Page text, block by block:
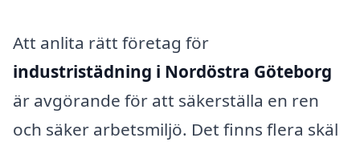
Att anlita rätt företag för
industristädning i Nordöstra Göteborg
är avgörande för att säkerställa en ren
och säker arbetsmiljö. Det finns flera skäl